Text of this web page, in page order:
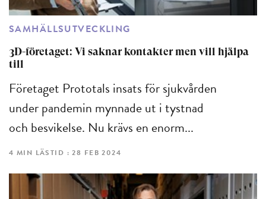
SAMHÄLLSUTVECKLING
3D-företaget: Vi saknar kontakter men vill hjälpa
till
Företaget Prototals insats för sjukvården
under pandemin mynnade ut i tystnad
och besvikelse. Nu krävs en enorm...
4 MIN LÄSTID : 28 FEB 2024